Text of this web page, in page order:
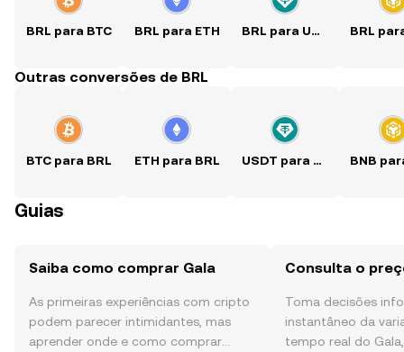
BRL para BTC BRL para ETH BRL para USDT
Outras conversões de BRL
BTC para BRL ETH para BRL USDT para BRL
Guias
Saiba como comprar Gala
As primeiras experiências com cripto
podem parecer intimidantes, mas
aprender onde e como comprar
Consulta o
Toma decisões
instantâneo da
tempo real do